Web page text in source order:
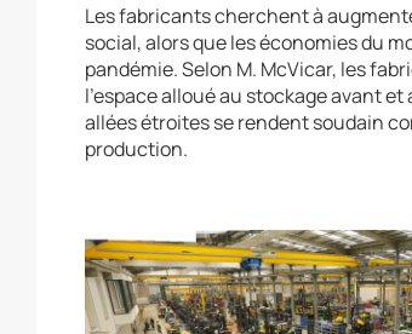
Les fabricants cherchent à
social, alors que les économies du
pandémie. Selon M. McVicar, les
l'espace alloué au stockage avant
allées étroites se rendent soudain
production.